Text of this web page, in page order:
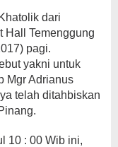
dari
Hall Temenggung
pagi.
yakni untuk
Mgr Adrianus
telah ditahbiskan
10 : 00 Wib ini,